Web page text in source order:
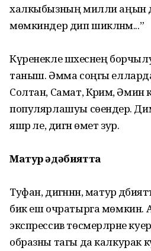
халкыбызның милли аңын
мөмкиндер дип шикләнәм...”
Күренекле шәхеснең
таныш. Әмма соңгы
Солтан, Самат, Кәримә, Әминә
популярлашуы сөендерә.
яшәр әле, дигән өмет зур.
Матур әдәбиятта
Туфан, дигәннән, матур
бик еш очратырга мөмкин.
экспрессив төсмерләрне
образны тагы да калкурак